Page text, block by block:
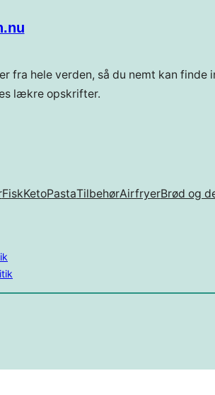
fra hele verden, så du nemt kan
lækre opskrifter.
FiskKetoPastaTilbehørAirfryerBrød og